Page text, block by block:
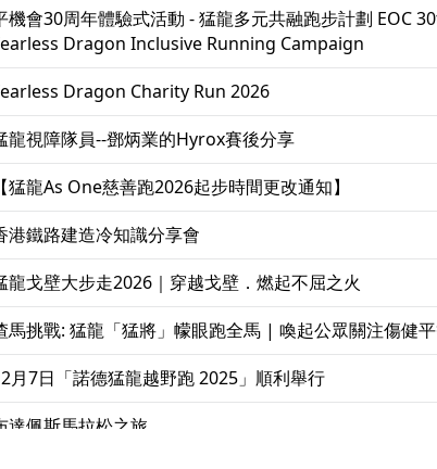
機會30周年體驗式活動 - 猛龍多元共融跑步計劃 EOC
Dragon Inclusive Running Campaign
Dragon Charity Run 2026
龍視障隊員--鄧炳業的Hyrox賽後分享
【猛龍As One慈善跑2026起步時間更改通知】
港鐵路建造冷知識分享會
龍戈壁大步走2026｜穿越戈壁．燃起不屈之火
馬挑戰: 猛龍「猛將」幪眼跑全馬 | 喚起公眾關注傷健平
月7日「諾德猛龍越野跑 2025」順利舉行
達佩斯馬拉松之旅